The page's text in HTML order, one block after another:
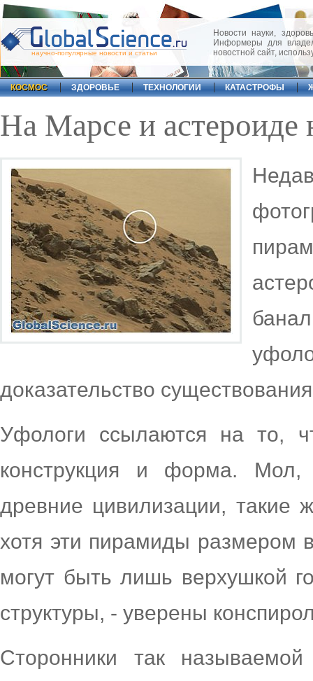
научно-популярные новости и статьи
Новости науки,
Информеры для
новостной сайт,
КОСМОС ЗДОРОВЬЕ ТЕХНОЛОГИИ КАТАСТРОФЫ
На Марсе и
доказательство
Уфологи ссылаются на то,
конструкция и форма. Мол,
древние цивилизации, такие
хотя эти пирамиды размером
могут быть лишь верхушкой
структуры, - уверены
Сторонники так